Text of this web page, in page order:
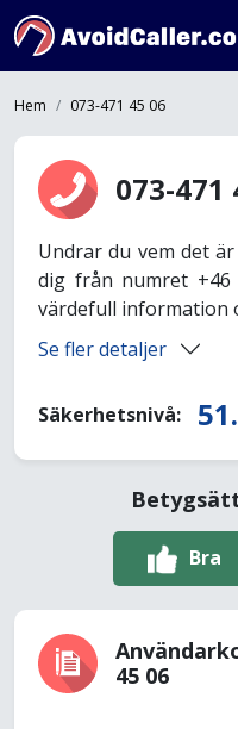
Hem 073-471 45 06
073-471
Undrar du vem det
dig från numret
värdefull information
Se fler detaljer
Säkerhetsnivå:
Bra
45 06